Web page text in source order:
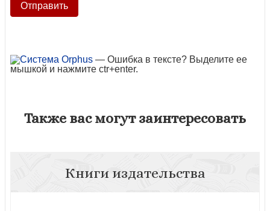
— Ошибка в тексте? Выделите ее
мышкой и нажмите ctr+enter.
Также вас могут заинтересовать
Книги издательства